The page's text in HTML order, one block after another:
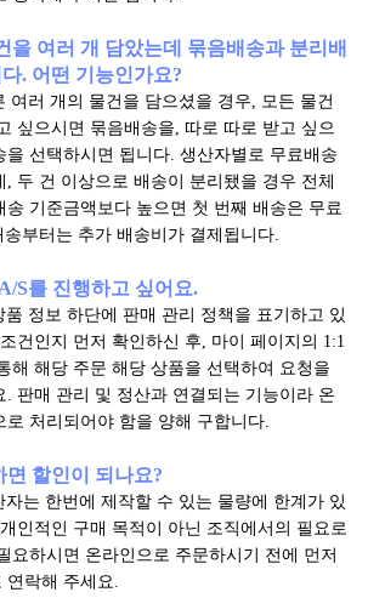
을 여러 개 담았는데 묶음배송과 분리배
. 어떤 기능인가요?
여러 개의 물건을 담으셨을 경우, 모든 물건
싶으시면 묶음배송을, 따로 따로 받고 싶으
을 선택하시면 됩니다. 생산자별로 무료배송
, 두 건 이상으로 배송이 분리됐을 경우 전체
송 기준금액보다 높으면 첫 번째 배송은 무료
송부터는 추가 배송비가 결제됩니다.
S를 진행하고 싶어요.
정보 하단에 판매 관리 정책을 표기하고 있
건인지 먼저 확인하신 후, 마이 페이지의 1:1
해 해당 주문 해당 상품을 선택하여 요청을
. 판매 관리 및 정산과 연결되는 기능이라 온
로 처리되어야 함을 양해 구합니다.
할인이 되나요?
는 한번에 제작할 수 있는 물량에 한계가 있
인적인 구매 목적이 아닌 조직에서의 필요로
요하시면 온라인으로 주문하시기 전에 먼저
연락해 주세요.